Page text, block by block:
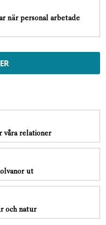
när personal arbetade
våra relationer
ut
och natur